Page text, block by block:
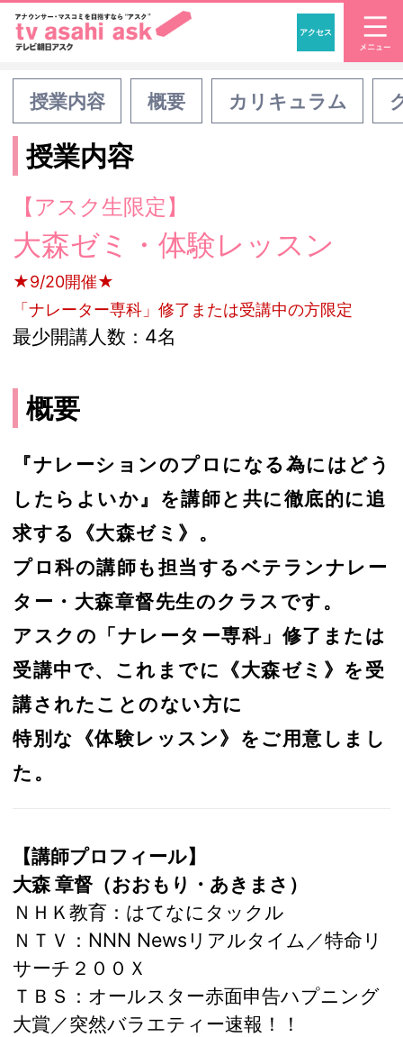
「アナウンサー・マ
アクセス
授業内容 概要 カリキュラム
授業内容
【アスク生限定】
大森ゼミ・体験レッスン
★9/20開催★
「ナレーター専科」修了または受講中の方限定
最少開講人数：4名
概要
『ナレーションのプロになる為にはどう
したらよいか』を講師と共に徹底的に追
求する《大森ゼミ》。
プロ科の講師も担当するベテランナレー
ター・大森章督先生のクラスです。
アスクの「ナレーター専科」修了または
受講中で、これまでに《大森ゼミ》を受
講されたことのない方に
特別な《体験レッスン》をご用意しまし
た。
【講師プロフィール】
大森 章督（おおもり・あきまさ）
ＮＨＫ教育：はてなにタックル
ＮＴＶ：NNN Newsリアルタイム／特命リ
サーチ２００Ｘ
ＴＢＳ：オールスター赤面申告ハプニング
大賞／突然バラエティー速報！！